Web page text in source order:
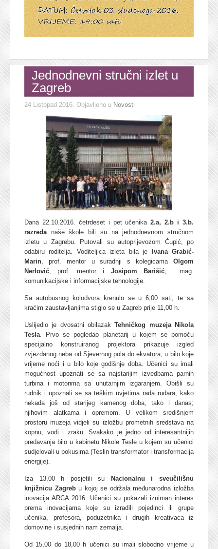
Jednodnevni stručni izlet u
Zagreb
24 Listopad 2016 . Objavljeno u Novosti
Dana 22.10.2016. četrdeset i pet učenika2.a, 2.b i 3.b.
razreda naše škole bili su na jednodnevnom stručnom
izletu u Zagrebu. Putovali su autoprijevozom Čupić, po
odabiru roditelja. Voditeljica izleta bila je
Ivana Grabić-
Marin , prof. mentor u suradnji s kolegicama Olgom
Nerlović , prof. mentor i Josipom Barišić , mag.
komunikacijske i informacijske tehnologije.
Sa autobusnog kolodvora krenulo se u 6,00 sati, te sa
kraćim zaustavljanjima stiglo se u Zagreb prije 11,00 h.
Uslijedio je dvosatni obilazakTehničkog muzeja Nikola
Tesla . Prvo se pogledao planetarij u kojem se pomoću
specijalno konstruiranog projektora prikazuje izgled
zvjezdanog neba od Sjevernog pola do ekvatora, u bilo koje
vrijeme noći i u bilo koje godišnje doba. Učenici su imali
mogućnost upoznati se sa najstarijim izvedbama parnih
turbina i motorima sa unutarnjim izgaranjem. Obišli su
rudnik i upoznali se sa teškim uvjetima rada rudara, kako
nekada još od starijeg kamenog doba, tako i danas;
njihovim alatkama i opremom. U velikom središnjem
prostoru muzeja vidjeli su izložbu prometnih sredstava na
kopnu, vodi i zraku. Svakako je jedno od interesantnijih
predavanja bilo u kabinetu Nikole Tesle u kojem su učenici
sudjelovali u pokusima (Teslin transformator i transformacija
energije).
Iza 13,00 h posjetili su
Nacionalnu i sveučilišnu
knjižnicu Zagrebu kojoj se održala međunarodna izložba
inovacija ARCA 2016. Učenici su pokazali izniman interes
prema inovacijama koje su izradili pojedinci ili grupe
učenika, profesora, poduzetnika i drugih kreativaca iz
domovine i susjednih nam zemalja.
Od 15,00 do 18,00 h učenici su imali slobodno vrijeme u